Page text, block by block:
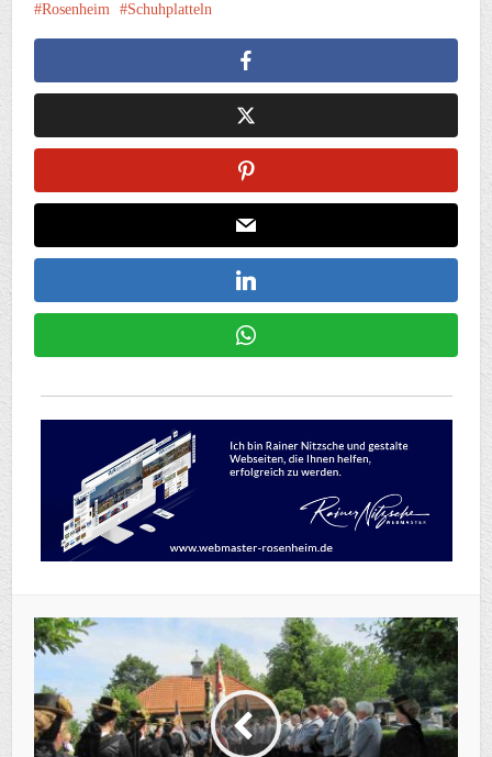
Rosenheim Schuhplatteln